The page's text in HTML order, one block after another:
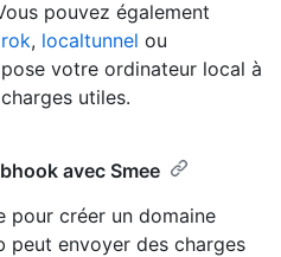
pouvez également
, localtunnel ou
votre ordinateur local à
utiles.
avec Smee
pour créer un domaine
peut envoyer des charges